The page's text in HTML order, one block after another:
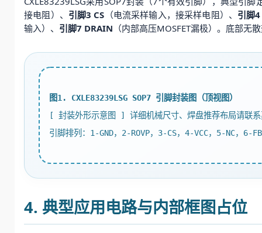
接电阻）、 引脚3 CS （电流采样输入，接采样电阻）、 引脚
输入）、 引脚7 DRAIN （内部高压MOSFET漏极）。底部无
图1. CXLE83239LSG SOP7 引脚封装图（顶视图）
[ 封装外形示意图 ] 详细机械尺寸、焊盘推荐布局请联系
引脚排列：1-GND，2-ROVP，3-CS，4-VCC，5-NC，6-
4. 典型应用电路与内部框图占位